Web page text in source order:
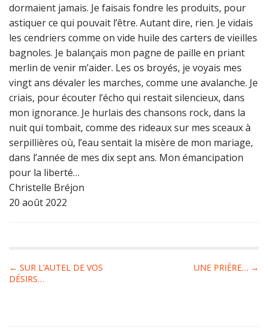
dormaient jamais. Je faisais fondre les produits, pour
astiquer ce qui pouvait l’être. Autant dire, rien. Je vidais
les cendriers comme on vide huile des carters de vieilles
bagnoles. Je balançais mon pagne de paille en priant
merlin de venir m’aider. Les os broyés, je voyais mes
vingt ans dévaler les marches, comme une avalanche. Je
criais, pour écouter l’écho qui restait silencieux, dans
mon ignorance. Je hurlais des chansons rock, dans la
nuit qui tombait, comme des rideaux sur mes sceaux à
serpillières où, l’eau sentait la misère de mon mariage,
dans l’année de mes dix sept ans. Mon émancipation
pour la liberté…
Christelle Bréjon
20 août 2022
P
o
← SUR L’AUTEL DE VOS
DÉSIRS…
UNE PRIÈRE… →